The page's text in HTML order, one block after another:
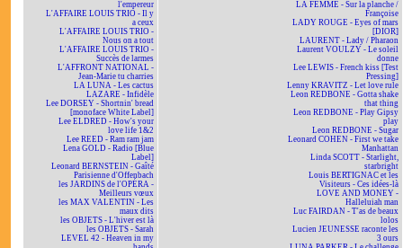
l'empereur
L'AFFAIRE LOUIS TRIO - Il y
a ceux
L'AFFAIRE LOUIS TRIO -
Nous on a tout
L'AFFAIRE LOUIS TRIO -
Succès de larmes
L'AFFRONT NATIONAL -
Jean-Marie tu charries
LA LUNA - Les cactus
LAZARE - Infidèle
Lee DORSEY - Shortnin' bread
[monoface White Label]
Lee ELDRED - How's your
love life 1&2
Lee REED - Ram ram jam
Lena GOLD - Radio [Blue
Label]
Leonard BERNSTEIN - Gaîté
Parisienne d'Offenbach
les JARDINS de l'OPÉRA -
Meilleurs vœux
les MAX VALENTIN - Les
maux dits
les OBJETS - L'hiver est là
les OBJETS - Sarah
LEVEL 42 - Heaven in my
LA FEMME - Sur la planche /
Françoise
LADY ROUGE - Eyes of mars
[DIOR]
LAURENT - Lady / Pharaon
Laurent VOULZY - Le soleil
donne
Lee LEWIS - French kiss [Test
Pressing]
Lenny KRAVITZ - Let love rule
Leon REDBONE - Gotta shake
that thing
Leon REDBONE - Play Gipsy
play
Leon REDBONE - Sugar
Leonard COHEN - First we take
Manhattan
Linda SCOTT - Starlight,
starbright
Louis BERTIGNAC et les
Visiteurs - Ces idées-là
LOVE AND MONEY -
Halleluiah man
Luc FAIRDAN - T'as de beaux
lolos
Lucien JEUNESSE raconte les
3 ours